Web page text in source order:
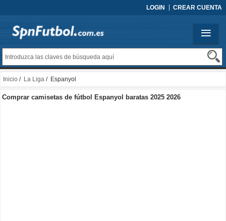
LOGIN CREAR CUENTA
Inicio / La Liga / Espanyol
Comprar camisetas de fútbol Espanyol baratas 2025 2026